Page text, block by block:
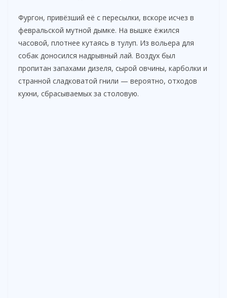
Фургон, привёзший её с пересылки, вскоре исчез в
февральской мутной дымке. На вышке ёжился
часовой, плотнее кутаясь в тулуп. Из вольера для
собак доносился надрывный лай. Воздух был
пропитан запахами дизеля, сырой овчины, карболки и
странной сладковатой гнили — вероятно, отходов
кухни, сбрасываемых за столовую.